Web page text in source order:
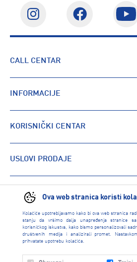
Ova web stranica koristi
Kolačiće upotrebljavamo kako bi ova web stranica
stanju da vršimo dalja unapređenja stranice sa
korisničkog iskustva, kako bismo personalizovali
društvenih medija i analizirali promet.
prihvatate upotrebu kolačića.
CALL CENTAR
INFORMACIJE
KORISNIČKI CENTAR
USLOVI PRODAJE
PRONAĐI RADNJU